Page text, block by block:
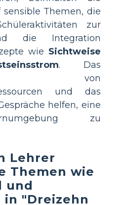
Themen, die
zur
die Integration
wie Sichtweise
. Das
von
und das
helfen, eine
zu
Lehrer
Themen wie
und
in "Dreizehn